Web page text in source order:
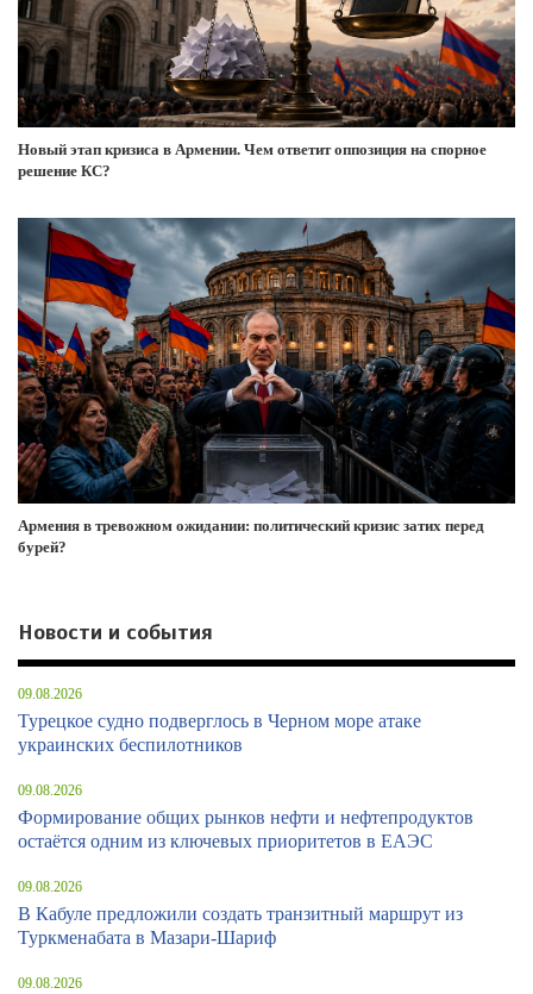
Новый этап кризиса в Армении. Чем ответит оппозиция на спорное
решение КС?
Армения в тревожном ожидании: политический кризис затих перед
бурей?
Новости и события
09.08.2026
Турецкое судно подверглось в Черном море атаке
украинских беспилотников
09.08.2026
Формирование общих рынков нефти и нефтепродуктов
остаётся одним из ключевых приоритетов в ЕАЭС
09.08.2026
В Кабуле предложили создать транзитный маршрут из
Туркменабата в Мазари-Шариф
09.08.2026